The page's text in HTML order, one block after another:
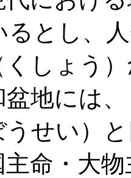
とし、
くしょう
地には、
うせい）
主命・大